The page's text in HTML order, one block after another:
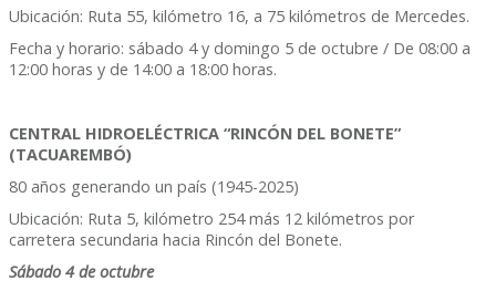
Ubicación: Ruta 55, kilómetro 16, a 75 kilómetros de Mercedes.
Fecha y horario: sábado 4 y domingo 5 de octubre / De 08:00 a
12:00 horas y de 14:00 a 18:00 horas.
CENTRAL HIDROELÉCTRICA “RINCÓN DEL BONETE”
(TACUAREMBÓ)
80 años generando un país (1945-2025)
Ubicación: Ruta 5, kilómetro 254 más 12 kilómetros por
carretera secundaria hacia Rincón del Bonete.
Sábado 4 de octubre